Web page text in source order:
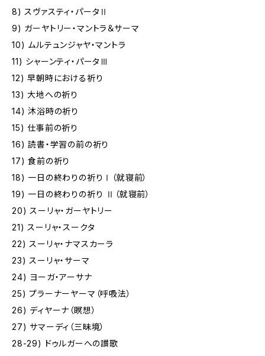
8) スヴァスティ・パータⅡ
9) ガーヤトリー・マントラ＆サーマ
10) ムルテュンジャヤ・マントラ
11) シャーンティ・パータⅢ
12) 早朝時における祈り
13) 大地への祈り
14) 沐浴時の祈り
15) 仕事前の祈り
16) 読書・学習の前の祈り
17) 食前の祈り
18) 一日の終わりの祈りⅠ（就寝前）
19) 一日の終わりの祈り Ⅱ（就寝前）
20) スーリャ・ガーヤトリー
21) スーリャ・スークタ
22) スーリャ・ナマスカーラ
23) スーリャ・サーマ
24) ヨーガ・アーサナ
25) プラーナーヤーマ（呼吸法）
26) ディヤーナ（瞑想）
27) サマーディ（三昧境）
28-29) ドゥルガーへの讃歌